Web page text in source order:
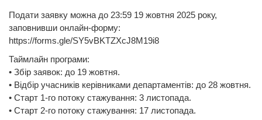
Подати заявку можна до 23:59 19 жовтня 2025 року,
заповнивши онлайн-форму:
https://forms.gle/SY5vBKTZXcJ8M19i8
Таймлайн програми:
• Збір заявок: до 19 жовтня.
• Відбір учасників керівниками департаментів: до 28 жовтня.
• Старт 1-го потоку стажування: 3 листопада.
• Старт 2-го потоку стажування: 17 листопада.